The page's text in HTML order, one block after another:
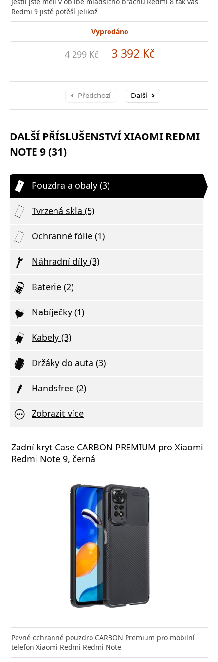
Redmi 9 jistě potěší jelikož
Vyprodáno
4 299 Kč 3 392 Kč
Předchozí Další
DALŠÍ PŘÍSLUŠENSTVÍ XIAOMI REDMI
NOTE 9 (31)
Pouzdra a obaly (3)
Tvrzená skla (5)
Ochranné fólie (1)
Náhradní díly (3)
Baterie (2)
Nabíječky (1)
Kabely (3)
Držáky do auta (3)
Handsfree (2)
Zobrazit více
Zadní kryt Case CARBON PREMIUM pro Xiaomi
Redmi Note 9, černá
Pevné ochranné pouzdro CARBON Premium pro mobilní
telefon Xiaomi Redmi Redmi Note